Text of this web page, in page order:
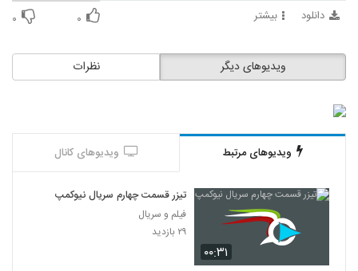
دانلود بیشتر ۰ ۰
نظرات ویدیوهای دیگر
ویدیوهای مرتبط ویدیوهای کانال
۰۰:۳۱
تیزر قسمت چهارم سریال نیوکمپ
فیلم و سریال
۲۹ بازدید